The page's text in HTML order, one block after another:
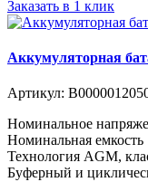
Заказать в 1 клик
Аккумуляторная
Артикул:
Номинальное
Номинальная емкость
Технология AGM,
Буферный и